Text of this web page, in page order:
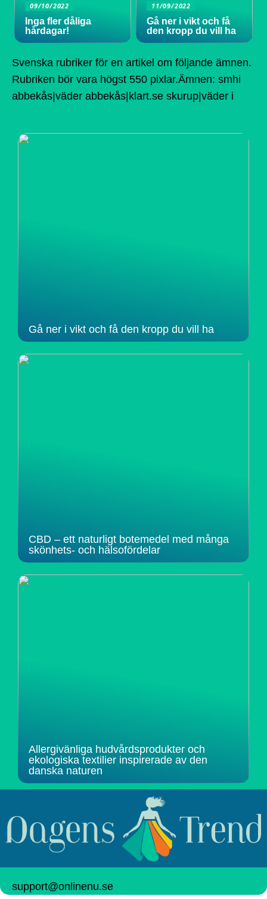
09/10/2022
Inga fler dåliga
hårdagar!
11/09/2022
Gå ner i vikt och få
den kropp du vill ha
Svenska rubriker för en artikel om följande ämnen.
Rubriken bör vara högst 550 pixlar.Ämnen: smhi
abbekås|väder abbekås|klart.se skurup|väder i
Gå ner i vikt och få den kropp du vill ha
CBD – ett naturligt botemedel med många
skönhets- och hälsofördelar
Allergivänliga hudvårdsprodukter och
ekologiska textilier inspirerade av den
danska naturen
support@onlinenu.se